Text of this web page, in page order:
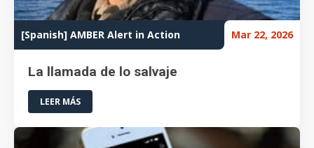
[Spanish] AMBER Alert in Action Mar 22, 2026
La llamada de lo salvaje
LEER MÁS